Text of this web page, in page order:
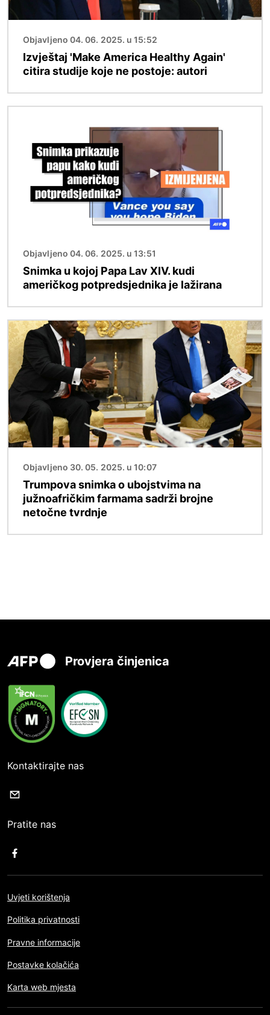
Objavljeno 04. 06. 2025. u 15:52
Izvještaj 'Make America Healthy Again'
citira studije koje ne postoje: autori
Objavljeno 04. 06. 2025. u 13:51
Snimka u kojoj Papa Lav XIV. kudi
američkog potpredsjednika je lažirana
Slika
Objavljeno 30. 05. 2025. u 10:07
Trumpova snimka o ubojstvima na
južnoafričkim farmama sadrži brojne
netočne tvrdnje
Provjera činjenica
Kontaktirajte nas
Pratite nas
Uvjeti korištenja
Politika privatnosti
Pravne informacije
Postavke kolačića
Karta web mjesta